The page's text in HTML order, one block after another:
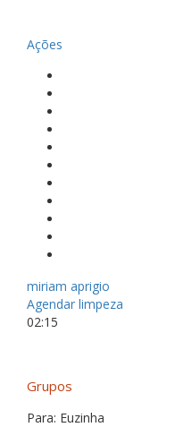
Ações
miriam aprigio
Agendar limpeza
02:15
Grupos
Para: Euzinha